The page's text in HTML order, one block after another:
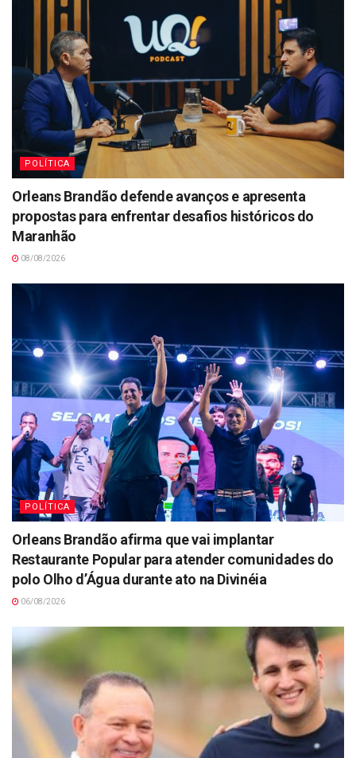
POLÍTICA
Orleans Brandão defende avanços e apresenta
propostas para enfrentar desafios históricos do
Maranhão
08/08/2026
POLÍTICA
Orleans Brandão afirma que vai implantar
Restaurante Popular para atender comunidades do
polo Olho d’Água durante ato na Divinéia
06/08/2026